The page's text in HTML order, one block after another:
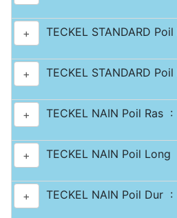
+ TECKEL STANDARD
+ TECKEL STANDARD
+ TECKEL NAIN Poil Ras
+ TECKEL NAIN Poil
+ TECKEL NAIN Poil Dur